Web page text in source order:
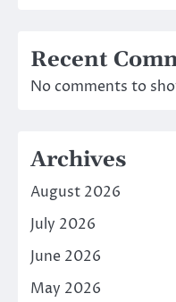
Recent
No comments to
Archives
August 2026
July 2026
June 2026
May 2026